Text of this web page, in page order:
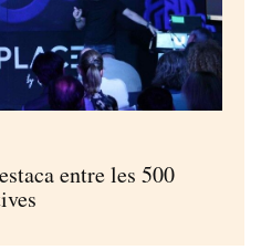
entre les 500